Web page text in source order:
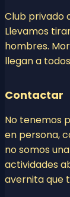
Club privado
Llevamos
hombres.
llegan a
Contactar
No tenemos
en persona,
no somos
actividades
avernita que